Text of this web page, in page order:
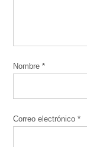
Nombre*
Correo electrónico*